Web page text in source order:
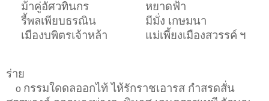
ม้าคู่อัศวทินกร
หยาดฟ้า
รี้พลเพียบธรณิน
มีมั่ง เกษมนา
เมืองบพิตรเจ้าหล้า
แม่เพี้ยงเมืองสวรรค์ ฯ
ร่าย
o กรรมใดดลออกไท้ ไห้รักราชเอารส กำสรดสั่น